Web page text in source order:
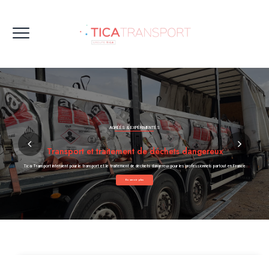
AGRÉÉS & EXPÉRIMENTÉS
Transport et traitement de déchets dangereux
Tica Transport intervient pour le transport et le traitement de déchets dangereux pour les professionnels partout en France
En savoir plus